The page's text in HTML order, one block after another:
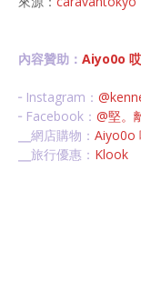
內容贊助： Aiyo0o
╴Instagram：
╴Facebook： @堅。
╴網店購物： Aiyo0o
╴旅行優惠： Klook